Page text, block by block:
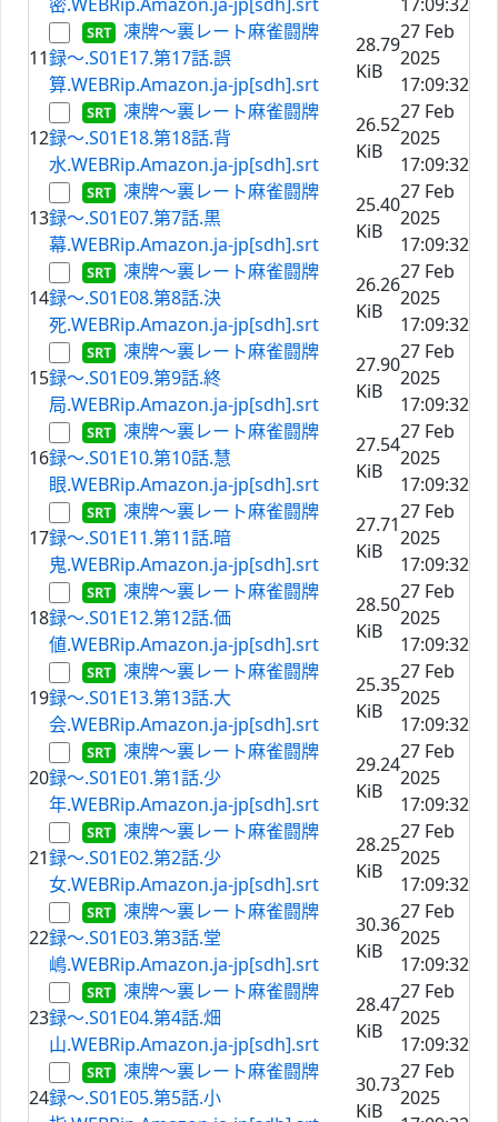
11
凍牌〜裏レート麻雀闘牌
録〜.S01E17.第17話.誤
算.WEBRip.Amazon.ja-jp[sdh].srt
28.79
KiB
27 Feb
2025
17:09:32
12
凍牌〜裏レート麻雀闘牌
録〜.S01E18.第18話.背
水.WEBRip.Amazon.ja-jp[sdh].srt
26.52
KiB
27 Feb
2025
17:09:32
13
凍牌〜裏レート麻雀闘牌
録〜.S01E07.第7話.黒
幕.WEBRip.Amazon.ja-jp[sdh].srt
25.40
KiB
27 Feb
2025
17:09:32
14
凍牌〜裏レート麻雀闘牌
録〜.S01E08.第8話.決
死.WEBRip.Amazon.ja-jp[sdh].srt
26.26
KiB
27 Feb
2025
17:09:32
15
凍牌〜裏レート麻雀闘牌
録〜.S01E09.第9話.終
局.WEBRip.Amazon.ja-jp[sdh].srt
27.90
KiB
27 Feb
2025
17:09:32
16
凍牌〜裏レート麻雀闘牌
録〜.S01E10.第10話.慧
眼.WEBRip.Amazon.ja-jp[sdh].srt
27.54
KiB
27 Feb
2025
17:09:32
17
凍牌〜裏レート麻雀闘牌
録〜.S01E11.第11話.暗
鬼.WEBRip.Amazon.ja-jp[sdh].srt
27.71
KiB
27 Feb
2025
17:09:32
18
凍牌〜裏レート麻雀闘牌
録〜.S01E12.第12話.価
値.WEBRip.Amazon.ja-jp[sdh].srt
28.50
KiB
27 Feb
2025
17:09:32
19
凍牌〜裏レート麻雀闘牌
録〜.S01E13.第13話.大
会.WEBRip.Amazon.ja-jp[sdh].srt
25.35
KiB
27 Feb
2025
17:09:32
20
凍牌〜裏レート麻雀闘牌
録〜.S01E01.第1話.少
年.WEBRip.Amazon.ja-jp[sdh].srt
29.24
KiB
27 Feb
2025
17:09:32
21
凍牌〜裏レート麻雀闘牌
録〜.S01E02.第2話.少
女.WEBRip.Amazon.ja-jp[sdh].srt
28.25
KiB
27 Feb
2025
17:09:32
22
凍牌〜裏レート麻雀闘牌
録〜.S01E03.第3話.堂
嶋.WEBRip.Amazon.ja-jp[sdh].srt
30.36
KiB
27 Feb
2025
17:09:32
23
凍牌〜裏レート麻雀闘牌
録〜.S01E04.第4話.畑
山.WEBRip.Amazon.ja-jp[sdh].srt
28.47
KiB
27 Feb
2025
17:09:32
24
凍牌〜裏レート麻雀闘牌
録〜.S01E05.第5話.小
30.73
KiB
27 Feb
2025